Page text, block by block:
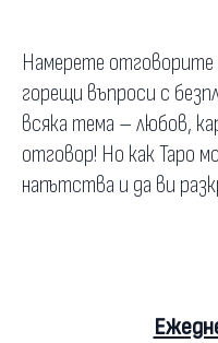
Намерете
горещи въпроси с
всяка тема – любов,
отговор! Но как Таро
напътства и да ви